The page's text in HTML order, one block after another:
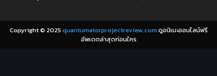
Coming-of-Age ก้าวผ่านวัย(6)
Copyright © 2025 quantumatorprojectreview.comดูอนิเมะออนไลน์ฟรี
อัพเดตล่าสุดก่อนใคร